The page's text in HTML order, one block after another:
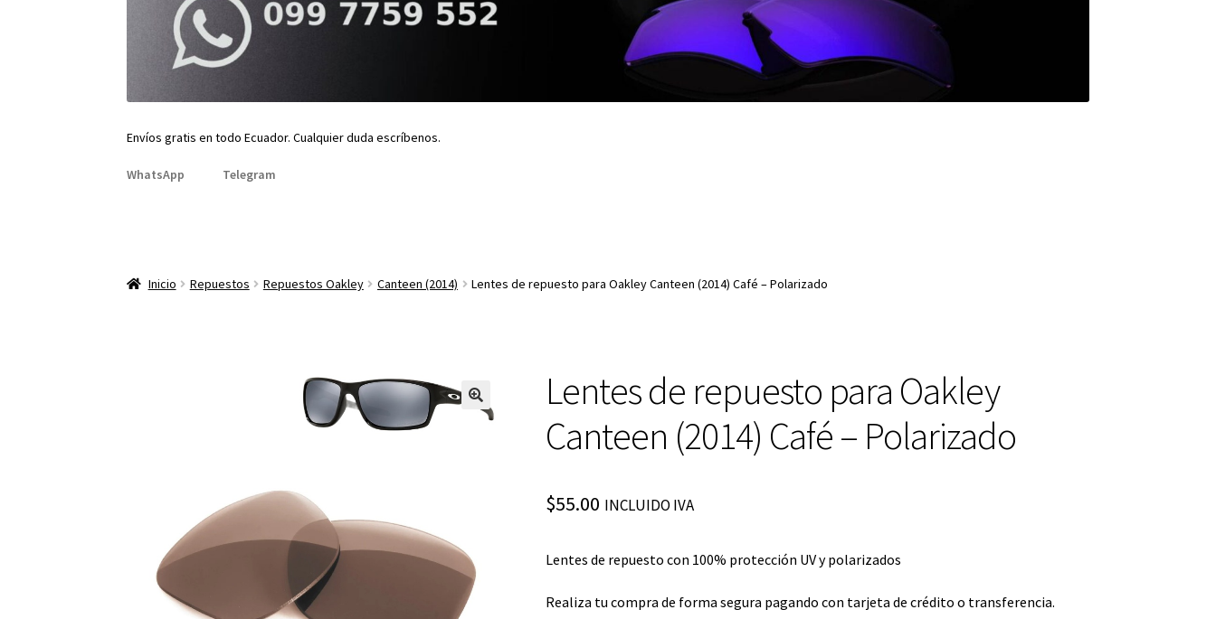
Envíos gratis en todo Ecuador. Cualquier duda escríbenos.
WhatsApp Telegram
Inicio Repuestos Repuestos Oakley Canteen (2014) Lentes de repuesto para Oakley Canteen (2014) Café – Polarizado
Lentes de repuesto para Oakley
Canteen (2014) Café – Polarizado
$55.00 INCLUIDO IVA
Lentes de repuesto con 100% protección UV y polarizados
Realiza tu compra de forma segura pagando con tarjeta de crédito o transferencia.